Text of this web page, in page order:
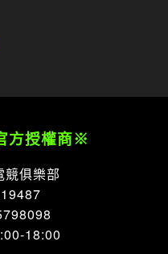
方授權商※
俱樂部
18:00